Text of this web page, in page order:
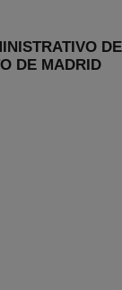
DE MADRID